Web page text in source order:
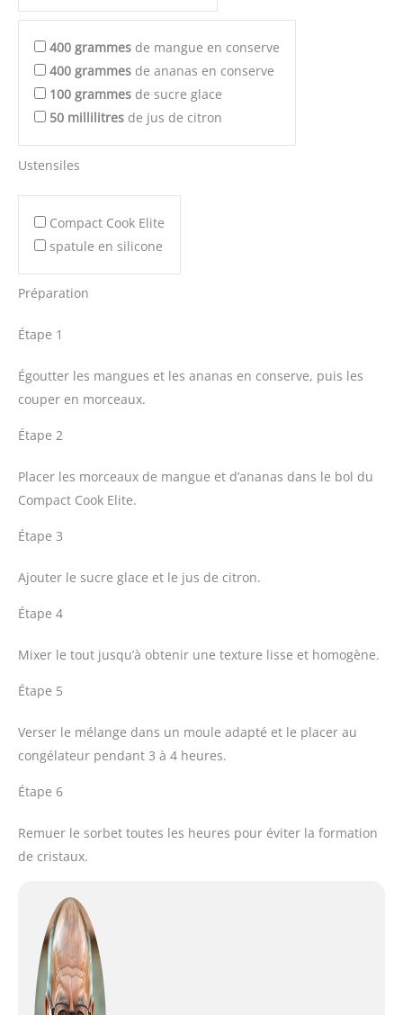
400 grammes de mangue en conserve
400 grammes de ananas en conserve
100 grammes de sucre glace
50 millilitres de jus de citron
Ustensiles
Compact Cook Elite
spatule en silicone
Préparation
Étape 1
Égoutter les mangues et les ananas en conserve, puis les
couper en morceaux.
Étape 2
Placer les morceaux de mangue et d’ananas dans le bol du
Compact Cook Elite.
Étape 3
Ajouter le sucre glace et le jus de citron.
Étape 4
Mixer le tout jusqu’à obtenir une texture lisse et homogène.
Étape 5
Verser le mélange dans un moule adapté et le placer au
congélateur pendant 3 à 4 heures.
Étape 6
Remuer le sorbet toutes les heures pour éviter la formation
de cristaux.